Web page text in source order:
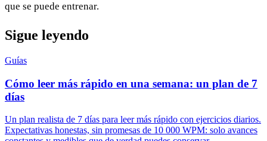
que se puede entrenar.
Sigue leyendo
Guías
Cómo leer más rápido en una semana: un plan de 7
días
Un plan realista de 7 días para leer más rápido con ejercicios diarios.
Expectativas honestas, sin promesas de 10 000 WPM: solo avances